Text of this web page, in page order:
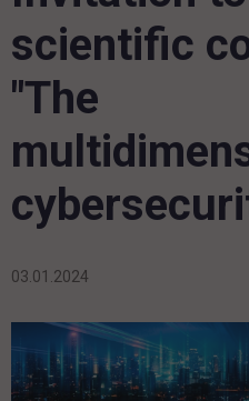
scientific
"The
03.01.2024